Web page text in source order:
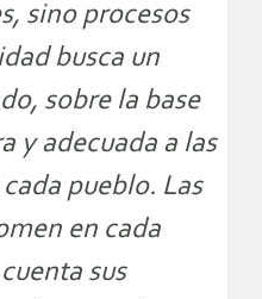
sino procesos
busca un
sobre la base
y adecuada a las
pueblo. Las
en cada
sus